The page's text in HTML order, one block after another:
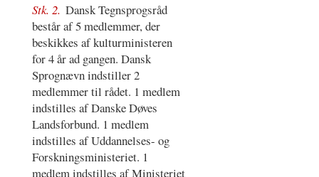
Stk. 2. Dansk Tegnsprogsråd
består af 5 medlemmer, der
beskikkes af kulturministeren
for 4 år ad gangen. Dansk
Sprognævn indstiller 2
medlemmer til rådet. 1 medlem
indstilles af Danske Døves
Landsforbund. 1 medlem
indstilles af Uddannelses- og
Forskningsministeriet. 1
medlem indstilles af Ministeriet